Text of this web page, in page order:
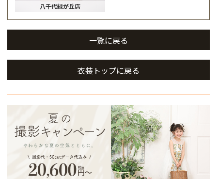
八千代緑が丘店
一覧に戻る
衣装トップに戻る